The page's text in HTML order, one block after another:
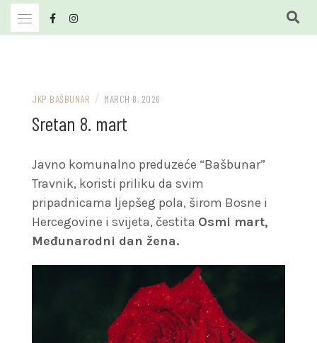
Skip
JKP BAŠBUNAR / MARCH 8, 2026
Sretan 8. mart
Javno komunalno preduzeće “Bašbunar”
Travnik, koristi priliku da svim
pripadnicama ljepšeg pola, širom Bosne i
Hercegovine i svijeta, čestita Osmi mart,
Međunarodni dan žena.